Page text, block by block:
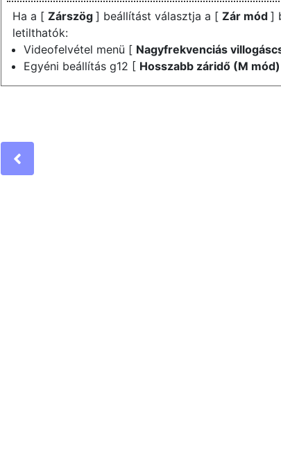
Ha a [ Zárszög ] beállítást választja a [ Zár mód ]
letilthatók:
Videofelvétel menü [ Nagyfrekvenciás
Egyéni beállítás g12 [ Hosszabb záridő (M mód)